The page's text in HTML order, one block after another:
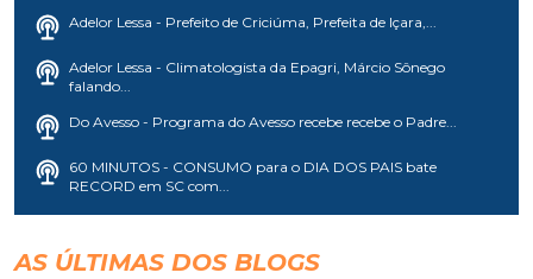
Adelor Lessa - Prefeito de Criciúma, Prefeita de Içara,...
Adelor Lessa - Climatologista da Epagri, Márcio Sônego
falando...
Do Avesso - Programa do Avesso recebe recebe o Padre...
60 MINUTOS - CONSUMO para o DIA DOS PAIS bate
RECORD em SC com...
AS ÚLTIMAS DOS BLOGS